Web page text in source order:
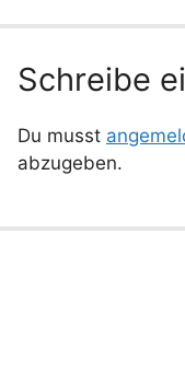
Schreibe
Du musst
abzugeben.